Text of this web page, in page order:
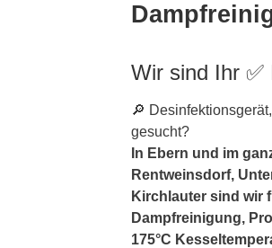
Wir sind Ihr ✅
🔎
gesucht?
In Ebern und im
Rentweinsdorf,
Kirchlauter sind wir
Dampfreinigung,
175°C